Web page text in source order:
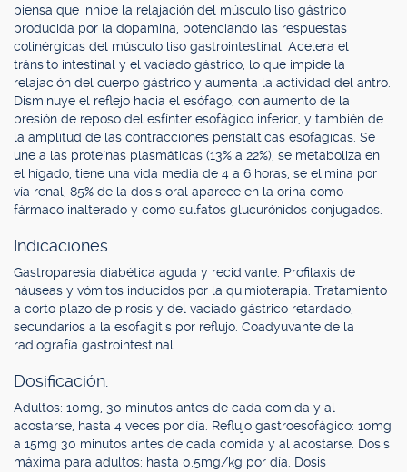
piensa que inhibe la relajación del músculo liso gástrico
producida por la dopamina, potenciando las respuestas
colinérgicas del músculo liso gastrointestinal. Acelera el
tránsito intestinal y el vaciado gástrico, lo que impide la
relajación del cuerpo gástrico y aumenta la actividad del antro.
Disminuye el reflejo hacia el esófago, con aumento de la
presión de reposo del esfínter esofágico inferior, y también de
la amplitud de las contracciones peristálticas esofágicas. Se
une a las proteínas plasmáticas (13% a 22%), se metaboliza en
el hígado, tiene una vida media de 4 a 6 horas, se elimina por
vía renal, 85% de la dosis oral aparece en la orina como
fármaco inalterado y como sulfatos glucurónidos conjugados.
Indicaciones.
Gastroparesia diabética aguda y recidivante. Profilaxis de
náuseas y vómitos inducidos por la quimioterapia. Tratamiento
a corto plazo de pirosis y del vaciado gástrico retardado,
secundarios a la esofagitis por reflujo. Coadyuvante de la
radiografía gastrointestinal.
Dosificación.
Adultos: 10mg, 30 minutos antes de cada comida y al
acostarse, hasta 4 veces por día. Reflujo gastroesofágico: 10mg
a 15mg 30 minutos antes de cada comida y al acostarse. Dosis
máxima para adultos: hasta 0,5mg/kg por día. Dosis